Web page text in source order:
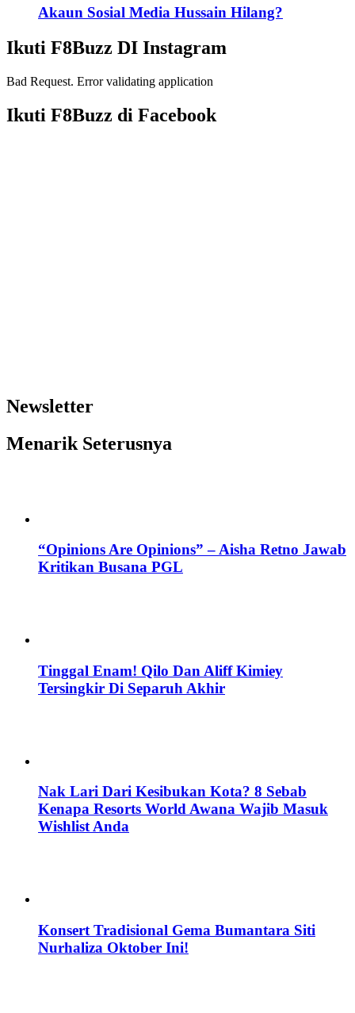
Akaun Sosial Media Hussain Hilang?
Ikuti F8Buzz DI Instagram
Bad Request. Error validating application
Ikuti F8Buzz di Facebook
Newsletter
Menarik Seterusnya
“Opinions Are Opinions” – Aisha Retno Jawab
Kritikan Busana PGL
Tinggal Enam! Qilo Dan Aliff Kimiey
Tersingkir Di Separuh Akhir
Nak Lari Dari Kesibukan Kota? 8 Sebab
Kenapa Resorts World Awana Wajib Masuk
Wishlist Anda
Konsert Tradisional Gema Bumantara Siti
Nurhaliza Oktober Ini!